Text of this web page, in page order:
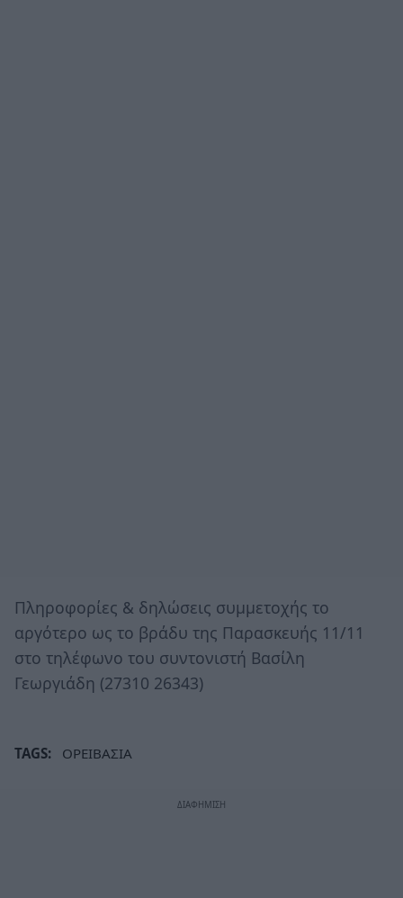
Πληροφορίες & δηλώσεις συμμετοχής το
αργότερο ως το βράδυ της Παρασκευής 11/11
στο τηλέφωνο του συντονιστή Βασίλη
Γεωργιάδη (27310 26343)
TAGS: ΟΡΕΙΒΑΣΙΑ